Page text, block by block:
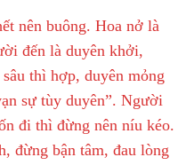
nên buông. Hoa nở là
đến là duyên khởi,
thì hợp, duyên mỏng
sự tùy duyên”. Người
đi thì đừng nên níu kéo.
đừng bận tâm, đau lòng